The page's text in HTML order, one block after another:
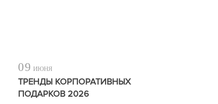
09 ИЮНЯ
ТРЕНДЫ КОРПОРАТИВНЫХ
ПОДАРКОВ 2026